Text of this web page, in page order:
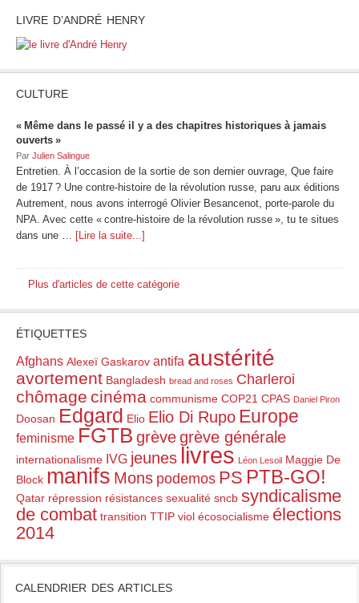
LIVRE D’ANDRÉ HENRY
CULTURE
« Même dans le passé il y a des chapitres historiques à jamais
ouverts »
Par Julien Salingue
Entretien. À l’occasion de la sortie de son dernier ouvrage, Que faire
de 1917 ? Une contre-histoire de la révolution russe, paru aux éditions
Autrement, nous avons interrogé Olivier Besancenot, porte-parole du
NPA. Avec cette « contre-histoire de la révolution russe », tu te situes
dans une … [Lire la suite...]
Plus d'articles de cette catégorie
ÉTIQUETTES
Afghans Alexeï Gaskarov antifa austérité
avortement Bangladesh bread and roses Charleroi
chômage cinéma communisme COP21 CPAS Daniel Piron
Doosan Edgard Elio Elio Di Rupo Europe
feminisme FGTB grèvegrève générale
internationalisme IVG jeunes livres Léon Lesoil Maggie De
Block manifs Mons podemos PS PTB-GO!
Qatar répression résistances sexualité sncb syndicalisme
de combat transition TTIP viol écosocialisme élections
2014
CALENDRIER DES ARTICLES